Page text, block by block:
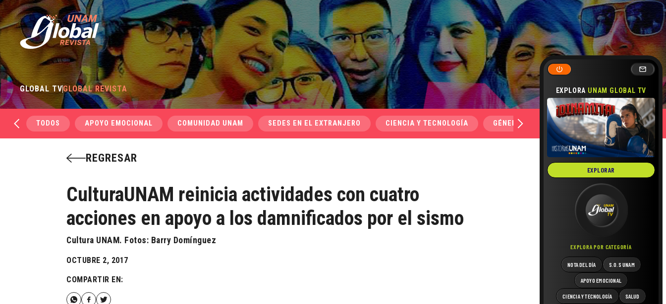
EXPLORA UNAM GLOBAL TV
EXPLORAR
EXPLORA POR CATEGORÍA
NOTA DEL DÍA S.O.S UNAM
APOYO EMOCIONAL
CIENCIA Y TECNOLOGÍA SALUD
GLOBAL TVGLOBAL REVISTA
TODOS APOYO EMOCIONAL COMUNIDAD UNAM SEDES EN EL EXTRANJERO CIENCIA Y TECNOLOGÍA GÉNERO Y SEXUALIDAD SALUD
REGRESAR
CulturaUNAM reinicia actividades con cuatro
acciones en apoyo a los damnificados por el sismo
Cultura UNAM. Fotos: Barry Domínguez
OCTUBRE 2, 2017
COMPARTIR EN: